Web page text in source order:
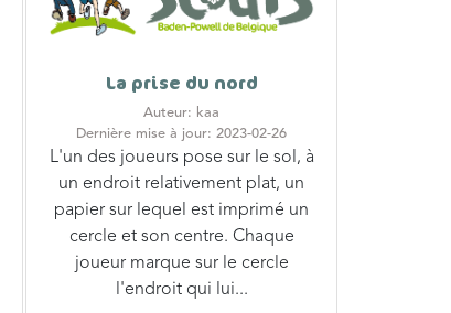
La prise du nord
Auteur: kaa
Dernière mise à jour: 2023-02-26
L'un des joueurs pose sur le sol, à
un endroit relativement plat, un
papier sur lequel est imprimé un
cercle et son centre. Chaque
joueur marque sur le cercle
l'endroit qui lui...